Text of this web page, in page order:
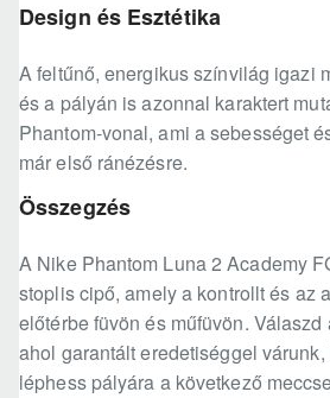
Design és Esztétika
A feltűnő, energikus színvilág igazi
és a pályán is azonnal karaktert
Phantom-vonal, ami a sebességet
már első ránézésre.
Összegzés
A Nike Phantom Luna 2 Academy
stoplis cipő, amely a kontrollt és az
előtérbe füvön és műfüvön. Válaszd
ahol garantált eredetiséggel
léphess pályára a következő